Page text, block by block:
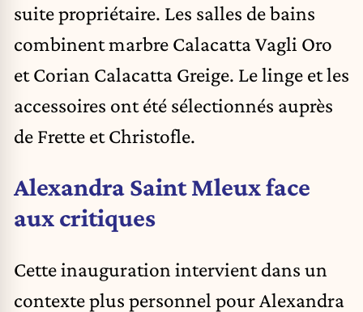
suite propriétaire. Les salles de bains
combinent marbre Calacatta Vagli Oro
et Corian Calacatta Greige. Le linge et les
accessoires ont été sélectionnés auprès
de Frette et Christofle.
Alexandra Saint Mleux face
aux critiques
Cette inauguration intervient dans un
contexte plus personnel pour Alexandra